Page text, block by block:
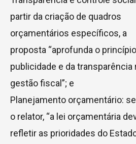
partir da criação de quadros
orçamentários específicos, a
proposta “aprofunda o
publicidade e da transparência
gestão fiscal”; e
Planejamento orçamentário:
o relator, “a lei orçamentária
refletir as prioridades do